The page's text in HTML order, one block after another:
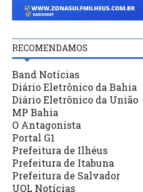
RECOMENDAMOS
Band Notícias
Diário Eletrônico da Bahia
Diário Eletrônico da União
MP Bahia
O Antagonista
Portal G1
Prefeitura de Ilhéus
Prefeitura de Itabuna
Prefeitura de Salvador
UOL Notícias